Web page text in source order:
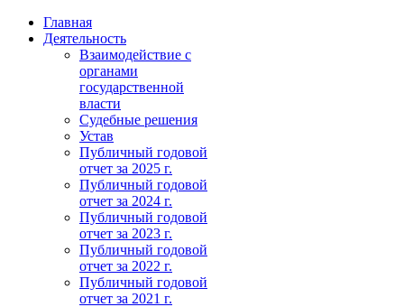
Главная
Деятельность
Взаимодействие с
органами
государственной
власти
Судебные решения
Устав
Публичный годовой
отчет за 2025 г.
Публичный годовой
отчет за 2024 г.
Публичный годовой
отчет за 2023 г.
Публичный годовой
отчет за 2022 г.
Публичный годовой
отчет за 2021 г.